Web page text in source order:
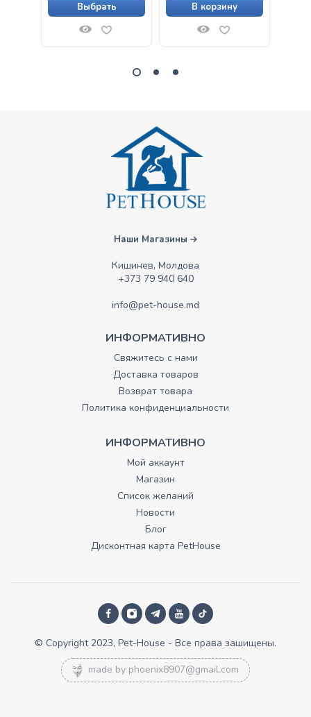
Выбрать В корзину
Наши Магазины
Кишинев, Молдова
+373 79 940 640
info@pet-house.md
ИНФОРМАТИВНО
Свяжитесь с нами
Доставка товаров
Возврат товара
Политика конфиденциальности
ИНФОРМАТИВНО
Мой аккаунт
Магазин
Список желаний
Новости
Блог
Дисконтная карта PetHouse
© Copyright 2023, Pet-House - Все права зашищены.
made by phoenix8907@gmail.com